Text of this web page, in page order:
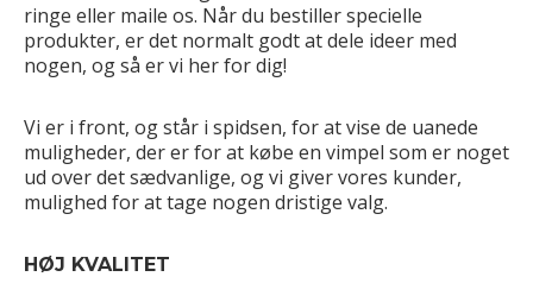
ringe eller maile os. Når du bestiller specielle
produkter, er det normalt godt at dele ideer med
nogen, og så er vi her for dig!
Vi er i front, og står i spidsen, for at vise de uanede
muligheder, der er for at købe en vimpel som er noget
ud over det sædvanlige, og vi giver vores kunder,
mulighed for at tage nogen dristige valg.
HØJ KVALITET